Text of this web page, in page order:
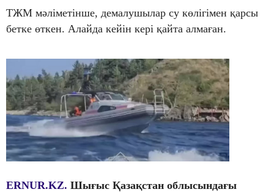
ТЖМ мәліметінше, демалушылар су көлігімен қарсы
бетке өткен. Алайда кейін кері қайта алмаған.
ERNUR.KZ. Шығыс Қазақстан облысындағы